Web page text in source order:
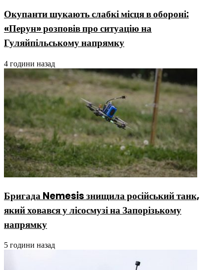
Окупанти шукають слабкі місця в обороні:
«Перун» розповів про ситуацію на
Гуляйпільському напрямку
4 години назад
Бригада Nemesis знищила російський танк,
який ховався у лісосмузі на Запорізькому
напрямку
5 години назад